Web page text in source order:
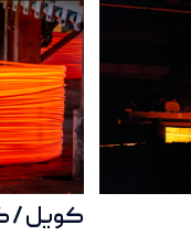
کویل /